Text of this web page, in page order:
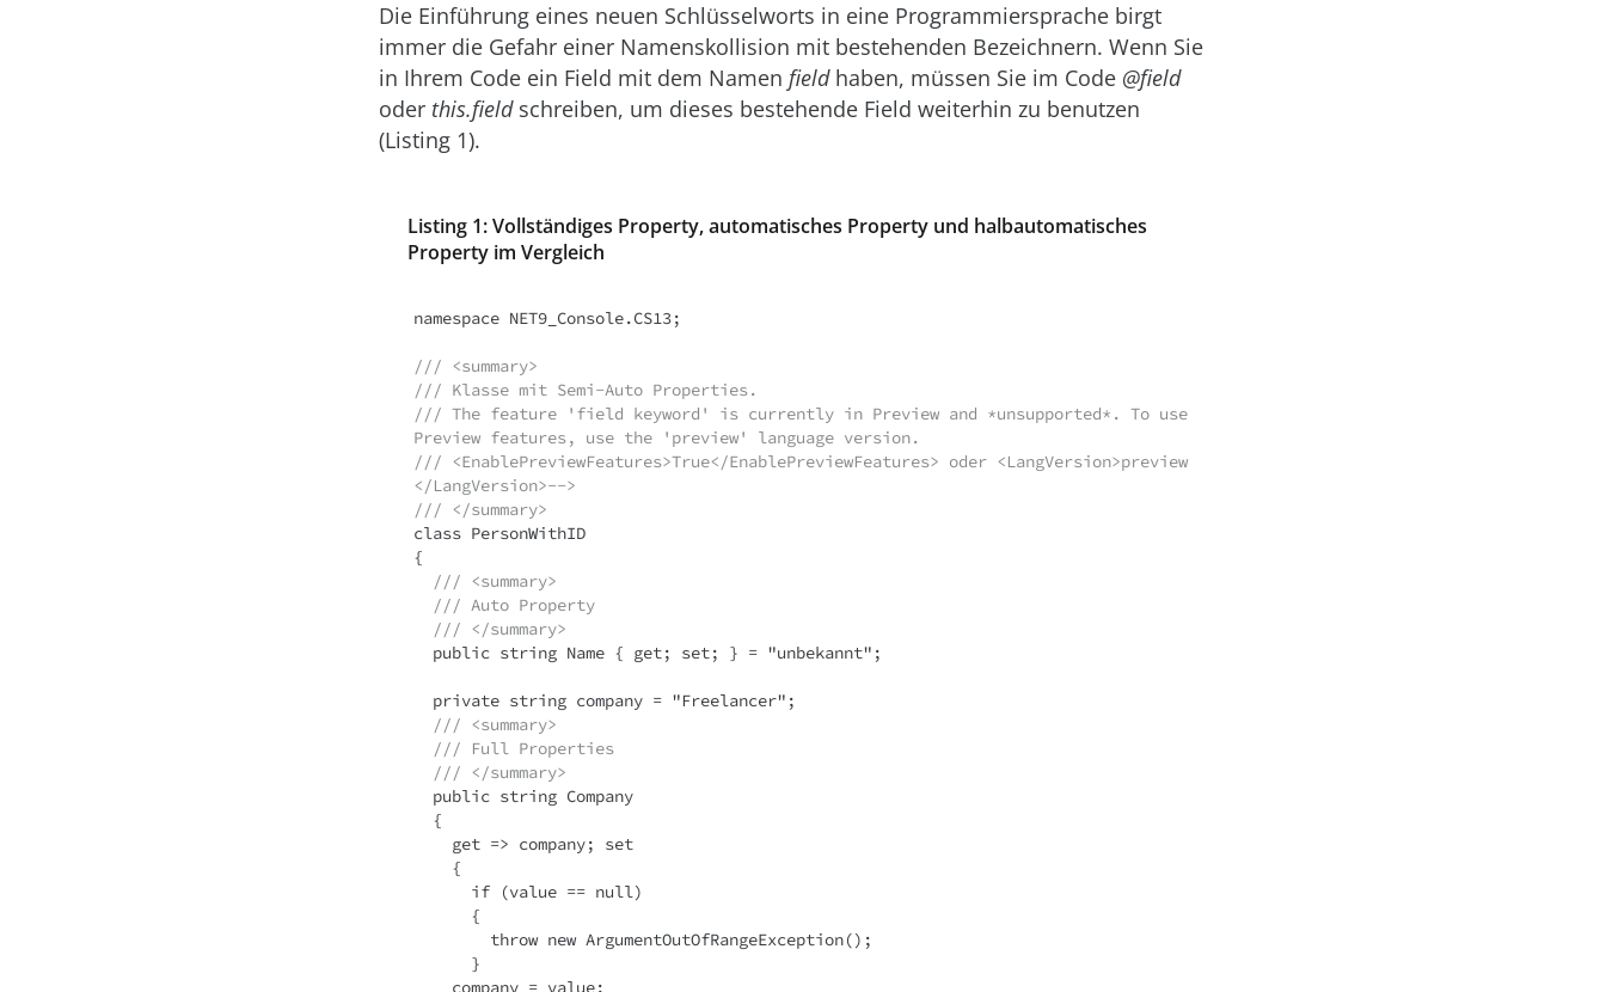
Die Einführung eines neuen Schlüsselworts in eine Programmiersprache birgt
immer die Gefahr einer Namenskollision mit bestehenden Bezeichnern. Wenn Sie
in Ihrem Code ein Field mit dem Namen fieldhaben, müssen Sie im Code @field
oder this.fieldschreiben, um dieses bestehende Field weiterhin zu benutzen
(Listing 1).
Listing 1: Vollständiges Property, automatisches Property und halbautomatisches
Property im Vergleich
namespace NET9_Console.CS13;
/// <summary>
/// Klasse mit Semi-Auto Properties.
/// The feature 'field keyword' is currently in Preview and *unsupported*. To use
Preview features, use the 'preview' language version.
/// <EnablePreviewFeatures>True</EnablePreviewFeatures> oder <LangVersion>preview
</LangVersion>-->
/// </summary>
class PersonWithID
{
/// <summary>
/// Auto Property
/// </summary>
/// <summary>
/// Full Properties
/// </summary>